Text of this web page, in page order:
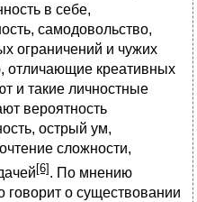
в себе,
самодовольство,
ограничений и чужих
отличающие креативных
и такие личностные
вероятность
острый ум,
сложности,
[6] . По мнению
говорит о существовании